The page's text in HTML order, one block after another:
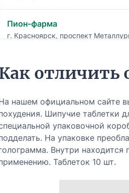
Пион-фарма
г. Красноярск, проспект
Фарма-плюс
+7 (391) 273-73-50
Агава
г. Красноярск, Новосибирская
+7 (391) 246-17-52
отличить
нашем официальном сайте
Шипучие таблетки
упаковочной
На упаковке
Внутри
Таблеток 10 шт.